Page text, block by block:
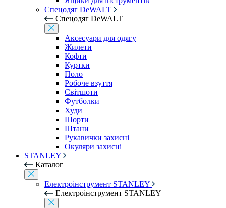
Спецодяг DeWALT
Спецодяг DeWALT
Аксесуари для одягу
Жилети
Кофти
Куртки
Поло
Робоче взуття
Світшоти
Футболки
Худи
Шорти
Штани
Рукавички захисні
Окуляри захисні
STANLEY
Каталог
Електроінструмент STANLEY
Електроінструмент STANLEY